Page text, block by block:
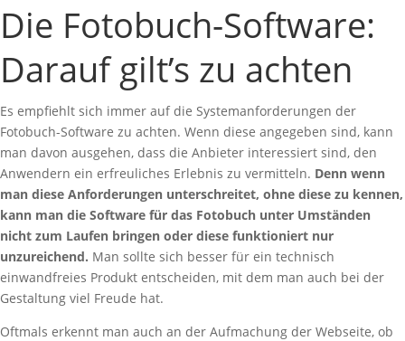
Die Fotobuch-Software:
Darauf gilt’s zu achten
Es empfiehlt sich immer auf die Systemanforderungen der
Fotobuch-Software zu achten. Wenn diese angegeben sind, kann
man davon ausgehen, dass die Anbieter interessiert sind, den
Anwendern ein erfreuliches Erlebnis zu vermitteln. Denn wenn
man diese Anforderungen unterschreitet, ohne diese zu kennen,
kann man die Software für das Fotobuch unter Umständen
nicht zum Laufen bringen oder diese funktioniert nur
unzureichend. Man sollte sich besser für ein technisch
einwandfreies Produkt entscheiden, mit dem man auch bei der
Gestaltung viel Freude hat.
Oftmals erkennt man auch an der Aufmachung der Webseite, ob